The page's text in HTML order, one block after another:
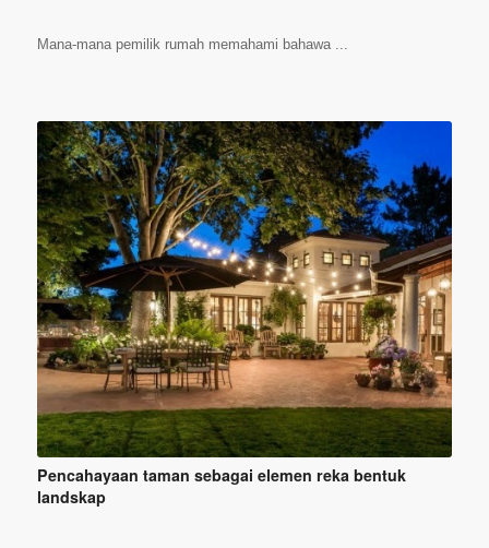
Mana-mana pemilik rumah memahami bahawa ...
Pencahayaan taman sebagai elemen reka bentuk
landskap